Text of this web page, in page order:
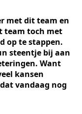
met dit team en
team toch met
op te stappen.
steentje bij aan
Want
kansen
vandaag nog